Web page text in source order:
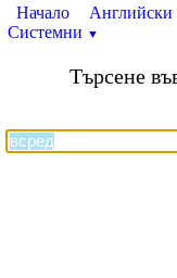
Начало Английски
Системни ▼
Търсене